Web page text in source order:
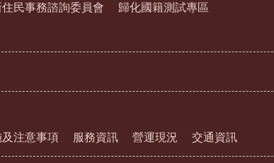
住民事務諮詢委員會 歸化國籍測試專區
注意事項 服務資訊 營運現況 交通資訊